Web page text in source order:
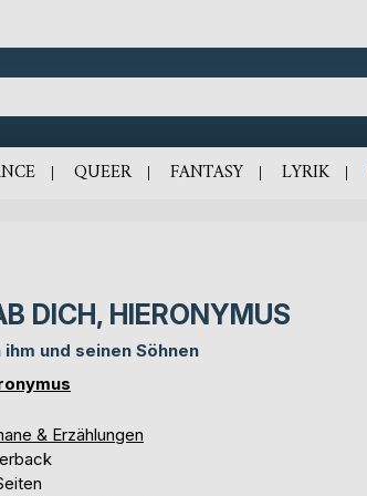
QUEER FANTASY LYRIK
DICH, HIERONYMUS
ihm und seinen Söhnen
& Erzählungen